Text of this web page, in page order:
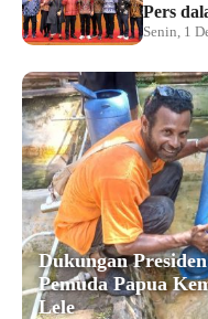
Pers
Senin, 1
Dukungan
Pemuda Papua
Lele